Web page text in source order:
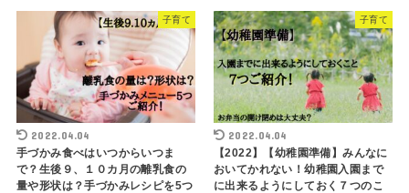
子育て
2022.04.04
手づかみ食べはいつからいつま
で？生後９、１０カ月の離乳食の
量や形状は？手づかみレシピを5つ
子育て
2022.04.04
【2022】【幼稚園準備】みんなに
おいてかれない！幼稚園入園まで
に出来るようにしておく７つのこ